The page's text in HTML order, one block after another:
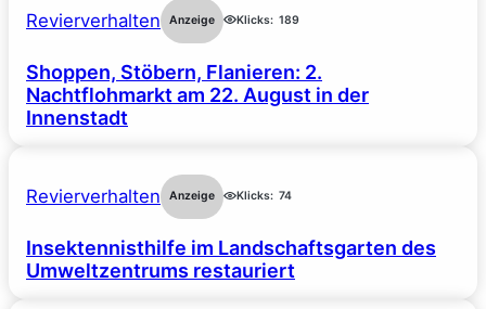
Revierverhalten Anzeige Klicks: 189
Shoppen, Stöbern, Flanieren: 2.
Nachtflohmarkt am 22. August in der
Innenstadt
Revierverhalten Anzeige Klicks: 74
Insektennisthilfe im Landschaftsgarten des
Umweltzentrums restauriert